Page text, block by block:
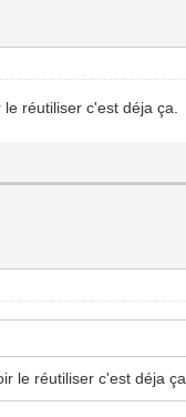
réutiliser c'est déja ça.
le réutiliser c'est déja ça.